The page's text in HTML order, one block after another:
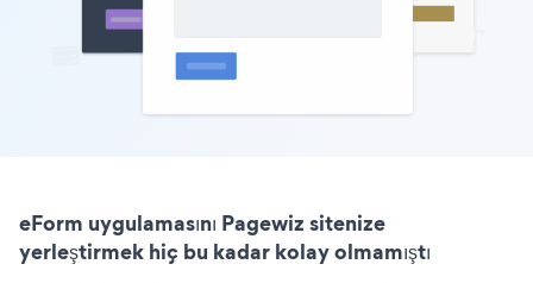
eForm uygulamasını Pagewiz sitenize
yerleştirmek hiç bu kadar kolay olmamıştı